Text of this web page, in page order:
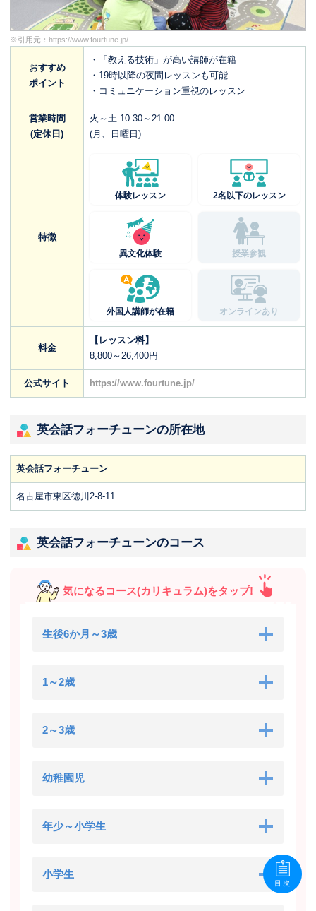
※引用元： https://www.fourtune.jp/
おすすめ
ポイント
・「教える技術」が高い講師が在籍
・19時以降の夜間レッスンも可能
・コミュニケーション重視のレッスン
営業時間
(定休日)
火～土 10:30～21:00
(月、日曜日)
特徴
体験レッスン 2名以下のレッスン
異文化体験 授業参観
外国人講師が在籍 オンラインあり
料金
【レッスン料】
8,800～26,400円
公式サイト https://www.fourtune.jp/
英会話フォーチューンの所在地
英会話フォーチューン
名古屋市東区徳川2-8-11
英会話フォーチューンのコース
気になるコース(カリキュラム)をタップ!
生後6か月～3歳
1～2歳
2～3歳
幼稚園児
年少～小学生
小学生
目次